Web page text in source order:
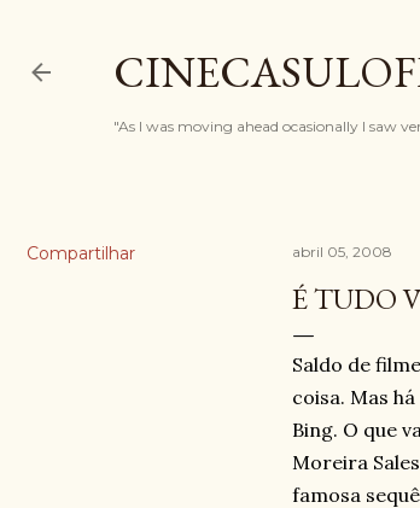
"As I was moving ahead ocasionally I saw
Compartilhar abril 05, 2008
É TUDO
Saldo de
coisa. Mas
Bing. O que
Moreira
famosa